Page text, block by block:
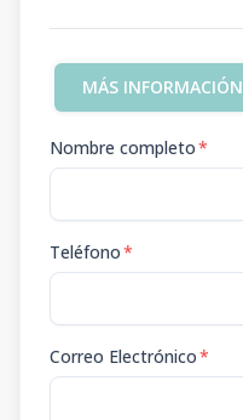
MÁS INFORMACIÓN
Nombre completo*
Teléfono*
Correo Electrónico*